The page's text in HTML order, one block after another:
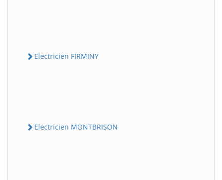
Electricien FIRMINY
Electricien MONTBRISON